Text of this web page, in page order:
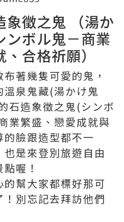
象徵之鬼 （湯か
ンボル鬼－商業
合格祈願）
著幾隻可愛的鬼，
泉鬼藏(湯かけ鬼
石造象徵之鬼(シンボ
業繁盛、戀愛成就與
臉跟造型都不一
是來登別旅遊自由
喔！
幫大家都標好那可
別忘記去拜訪他們